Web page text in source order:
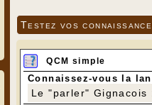
Testez vos
QCM simple
Connaissez-vous la
Le "parler" Gignacois